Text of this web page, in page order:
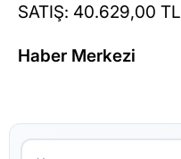
SATIŞ: 40.629,00 TL
Haber Merkezi